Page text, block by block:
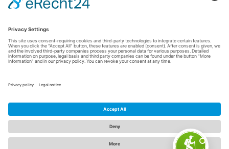
Imprint|Privacy policy|Declaration of accessibility
E: info@sauerland.com
Cookie-Einstellungen